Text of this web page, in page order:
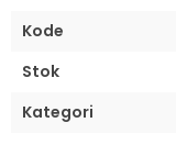
Kode
Stok
Kategori